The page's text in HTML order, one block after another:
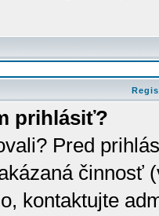
prihlásiť?
Pred
činnosť
kontaktujte